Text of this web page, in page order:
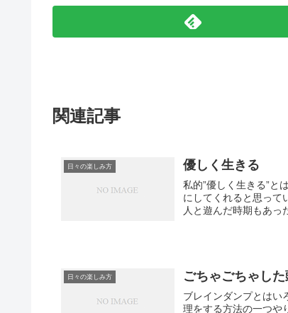
関連記事
日々の楽しみ方 優しく生きる
私的”優しく生きる”と
にしてくれると思って
人と遊んだ時期もあっ
日々の楽しみ方 ごちゃごちゃし
ブレインダンプとはい
理をする方法の一つ